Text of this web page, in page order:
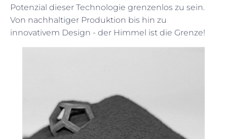
Potenzial dieser Technologie grenzenlos zu sein.
Von nachhaltiger Produktion bis hin zu
innovativem Design - der Himmel ist die Grenze!